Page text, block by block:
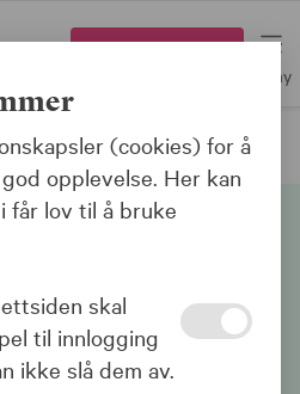
Meny
(cookies) for å
opplevelse. Her kan
får lov til å bruke
skal
til innlogging
ikke slå dem av.